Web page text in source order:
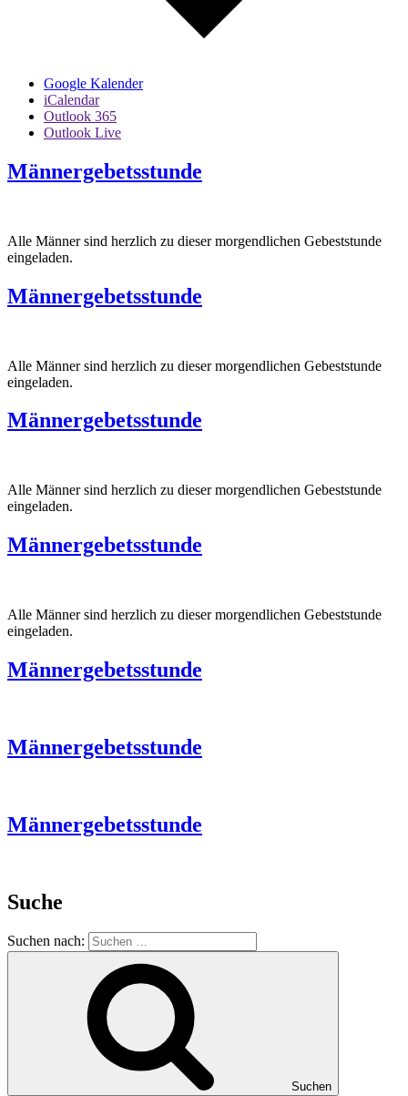
Google Kalender
iCalendar
Outlook 365
Outlook Live
Männergebetsstunde
Alle Männer sind herzlich zu dieser morgendlichen Gebeststunde
eingeladen.
Männergebetsstunde
Alle Männer sind herzlich zu dieser morgendlichen Gebeststunde
eingeladen.
Männergebetsstunde
Alle Männer sind herzlich zu dieser morgendlichen Gebeststunde
eingeladen.
Männergebetsstunde
Alle Männer sind herzlich zu dieser morgendlichen Gebeststunde
eingeladen.
Männergebetsstunde
Männergebetsstunde
Männergebetsstunde
Suche
Suchen nach:
Suchen